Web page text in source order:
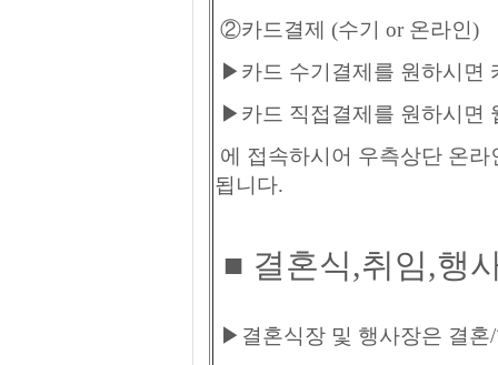
②카드결제 (수기 or 온라인)
▶카드 수기결제를 원하시면
▶카드 직접결제를 원하시면
에 접속하시어 우측상단 온
됩니다.
■ 결혼식,취임,행
▶결혼식장 및 행사장은 결혼